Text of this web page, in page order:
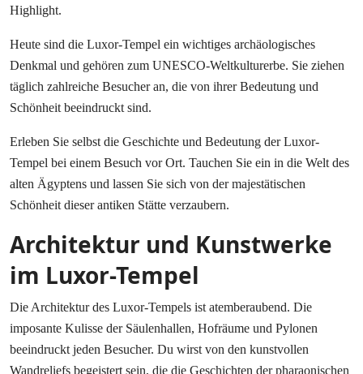
Highlight.
Heute sind die Luxor-Tempel ein wichtiges archäologisches
Denkmal und gehören zum UNESCO-Weltkulturerbe. Sie ziehen
täglich zahlreiche Besucher an, die von ihrer Bedeutung und
Schönheit beeindruckt sind.
Erleben Sie selbst die Geschichte und Bedeutung der Luxor-
Tempel bei einem Besuch vor Ort. Tauchen Sie ein in die Welt des
alten Ägyptens und lassen Sie sich von der majestätischen
Schönheit dieser antiken Stätte verzaubern.
Architektur und Kunstwerke
im Luxor-Tempel
Die Architektur des Luxor-Tempels ist atemberaubend. Die
imposante Kulisse der Säulenhallen, Hofräume und Pylonen
beeindruckt jeden Besucher. Du wirst von den kunstvollen
Wandreliefs begeistert sein, die die Geschichten der pharaonischen